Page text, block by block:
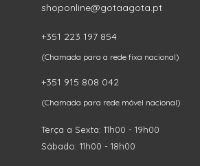
shoponline@gotaagota.pt
+351 223 197 854
(Chamada para a rede fixa nacional)
+351 915 808 042
(Chamada para rede móvel nacional)
Terça a Sexta: 11h00 - 19h00
Sábado: 11h00 - 18h00